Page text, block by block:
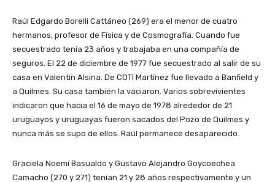
Raúl Edgardo Borelli Cattáneo (269) era el menor de cuatro
hermanos, profesor de Física y de Cosmografía. Cuando fue
secuestrado tenía 23 años y trabajaba en una compañía de
seguros. El 22 de diciembre de 1977 fue secuestrado al salir de su
casa en Valentín Alsina. De COTI Martínez fue llevado a Banfield y
a Quilmes. Su casa también la vaciaron. Varios sobrevivientes
indicaron que hacia el 16 de mayo de 1978 alrededor de 21
uruguayos y uruguayas fueron sacados del Pozo de Quilmes y
nunca más se supo de ellos. Raúl permanece desaparecido.
Graciela Noemí Basualdo y Gustavo Alejandro Goycoechea
Camacho (270 y 271) tenían 21 y 28 años respectivamente y un